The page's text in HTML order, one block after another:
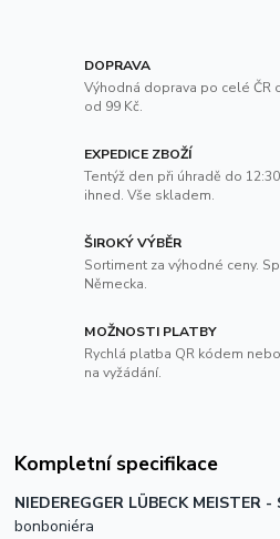
DOPRAVA
Výhodná doprava po celé ČR
od 99 Kč.
EXPEDICE ZBOŽÍ
Tentýž den při úhradě do
ihned. Vše skladem.
ŠIROKÝ VÝBĚR
Sortiment za výhodné ceny.
Německa.
MOŽNOSTI PLATBY
Rychlá platba QR kódem
na vyžádání.
Kompletní specifikace
NIEDEREGGER LÜBECK MEISTER -
bonboniéra